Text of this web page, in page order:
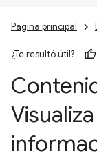
Página principal
¿Te resultó útil?